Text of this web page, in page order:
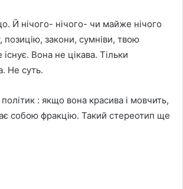
Й нічого- нічого- чи майже нічого
позицію, закони, сумніви, твою
існує. Вона не цікава. Тільки
Не суть.
політик : якщо вона красива і мовчить,
собою фракцію. Такий стереотип ще